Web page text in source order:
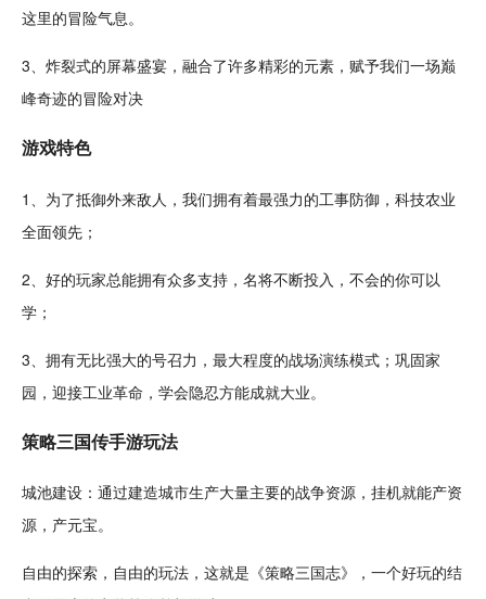
这里的冒险气息。
3、炸裂式的屏幕盛宴，融合了许多精彩的元素，赋予我们一场巅
峰奇迹的冒险对决
游戏特色
1、为了抵御外来敌人，我们拥有着最强力的工事防御 ， 科技农业
全面领先；
2、好的玩家总能拥有众多支持，名将不断投入，不会的你可以
学；
3、拥有无比强大的号召力，最大程度的战场演练模式；巩固家
园 ，迎接工业革命，学会隐忍方能成就大业。
策略三国传手游玩法
城池建设 ：通过建造城市生产大量主要的战争资源 ， 挂机就能产资
源，产元宝。
自由的探索 ，自由的玩法，这就是《策略三国志》，一个好玩的结